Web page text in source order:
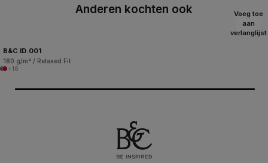
Anderen kochten ook
Voeg toe
aan
verlanglijst
B&C ID.001
180 g/m² / Relaxed Fit
+16